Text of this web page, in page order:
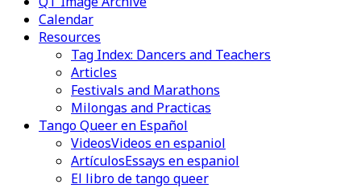
Calendar
Resources
Tag Index: Dancers and Teachers
Articles
Festivals and Marathons
Milongas and Practicas
Tango Queer en Español
VideosVideos en espaniol
ArtículosEssays en espaniol
El libro de tango queer